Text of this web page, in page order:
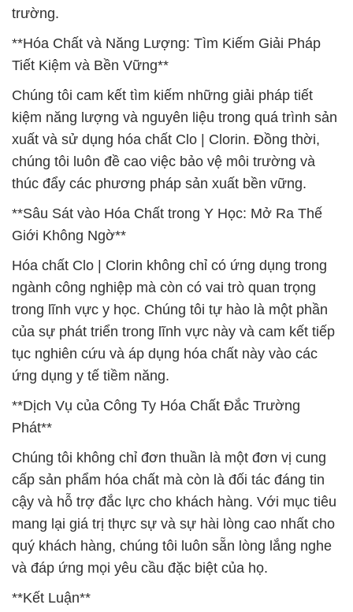
trường.
**Hóa Chất và Năng Lượng: Tìm Kiếm Giải Pháp
Tiết Kiệm và Bền Vững**
Chúng tôi cam kết tìm kiếm những giải pháp tiết
kiệm năng lượng và nguyên liệu trong quá trình sản
xuất và sử dụng hóa chất Clo | Clorin. Đồng thời,
chúng tôi luôn đề cao việc bảo vệ môi trường và
thúc đẩy các phương pháp sản xuất bền vững.
**Sâu Sát vào Hóa Chất trong Y Học: Mở Ra Thế
Giới Không Ngờ**
Hóa chất Clo | Clorin không chỉ có ứng dụng trong
ngành công nghiệp mà còn có vai trò quan trọng
trong lĩnh vực y học. Chúng tôi tự hào là một phần
của sự phát triển trong lĩnh vực này và cam kết tiếp
tục nghiên cứu và áp dụng hóa chất này vào các
ứng dụng y tế tiềm năng.
**Dịch Vụ của Công Ty Hóa Chất Đắc Trường
Phát**
Chúng tôi không chỉ đơn thuần là một đơn vị cung
cấp sản phẩm hóa chất mà còn là đối tác đáng tin
cậy và hỗ trợ đắc lực cho khách hàng. Với mục tiêu
mang lại giá trị thực sự và sự hài lòng cao nhất cho
quý khách hàng, chúng tôi luôn sẵn lòng lắng nghe
và đáp ứng mọi yêu cầu đặc biệt của họ.
**Kết Luận**